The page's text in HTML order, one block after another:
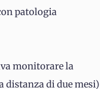
patologia
monitorare la
distanza di due mesi)